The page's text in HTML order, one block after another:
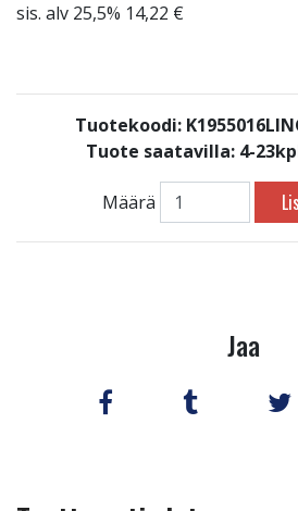
sis. alv 25,5% 14,22 €
Tuotekoodi:
Tuote saatavilla: 4-
Määrä
Jaa